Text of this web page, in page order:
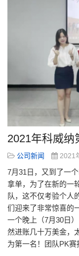
2021年科威纳
公司新闻 2021
7月31日，又到了一
拿单，为了在新的一
队，这不仅考验个人
们迎来了非常惊喜的
一个晚上（7月30日
然进账几十万美金，
为第一名！团队PK